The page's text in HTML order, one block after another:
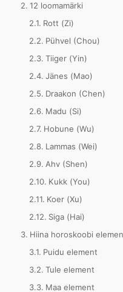
12 loomamärki
Rott (Zi)
Pühvel (Chou)
Tiiger (Yin)
Jänes (Mao)
Draakon (Chen)
Madu (Si)
Hobune (Wu)
Lammas (Wei)
Ahv (Shen)
Kukk (You)
Koer (Xu)
Siga (Hai)
Hiina horoskoobi
Puidu element
Tule element
Maa element